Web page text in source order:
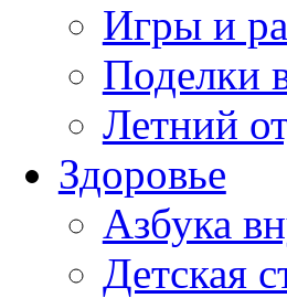
Игры и
Поделки
Летний
Здоровье
Азбука
Детская